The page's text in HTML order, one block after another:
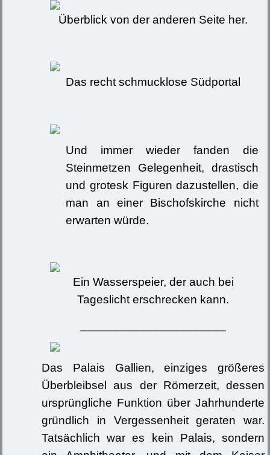
Überblick von der anderen Seite her.
Das recht schmucklose Südportal
Und immer wieder fanden die
Steinmetzen Gelegenheit, drastisch
und grotesk Figuren dazustellen, die
man an einer Bischofskirche nicht
erwarten würde.
Ein Wasserspeier, der auch bei
Tageslicht erschrecken kann.
Das Palais Gallien, einziges größeres
Überbleibsel aus der Römerzeit, dessen
ursprüngliche Funktion über Jahrhunderte
gründlich in Vergessenheit geraten war.
Tatsächlich war es kein Palais, sondern